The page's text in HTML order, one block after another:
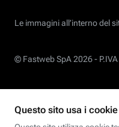
Le immagini all’interno del
© Fastweb SpA 2026 -